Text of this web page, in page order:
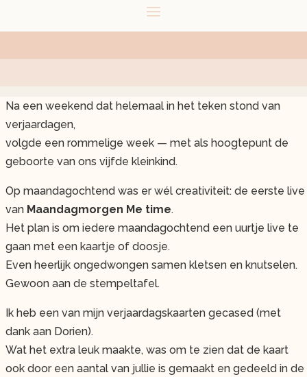
Na een weekend dat helemaal in het teken stond van
verjaardagen,
volgde een rommelige week — met als hoogtepunt de
geboorte van ons vijfde kleinkind.
Op maandagochtend was er wél creativiteit: de eerste live
van Maandagmorgen Me time.
Het plan is om iedere maandagochtend een uurtje live te
gaan met een kaartje of doosje.
Even heerlijk ongedwongen samen kletsen en knutselen.
Gewoon aan de stempeltafel.
Ik heb een van mijn verjaardagskaarten gecased (met
dank aan Dorien).
Wat het extra leuk maakte, was om te zien dat de kaart
ook door een aantal van jullie is gemaakt en gedeeld in de